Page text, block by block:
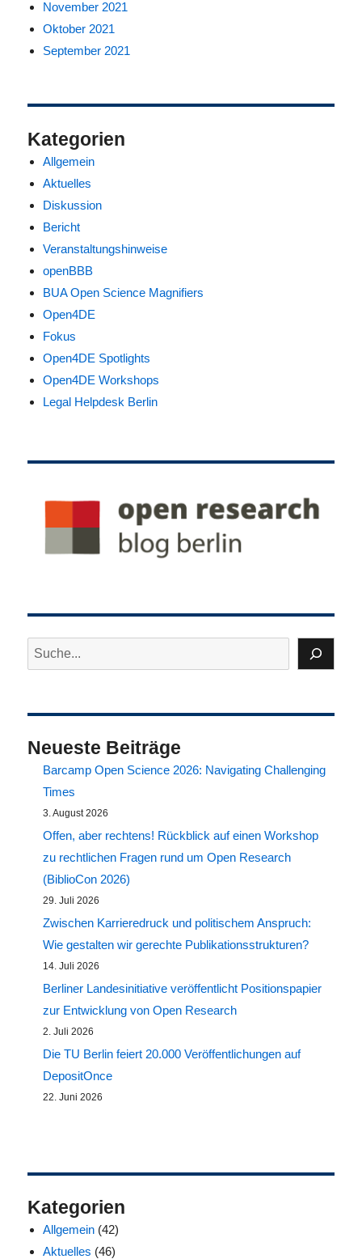
November 2021
Oktober 2021
September 2021
Kategorien
Allgemein
Aktuelles
Diskussion
Bericht
Veranstaltungshinweise
openBBB
BUA Open Science Magnifiers
Open4DE
Fokus
Open4DE Spotlights
Open4DE Workshops
Legal Helpdesk Berlin
Suchen
Neueste Beiträge
Barcamp Open Science 2026: Navigating Challenging
Times
3. August 2026
Offen, aber rechtens! Rückblick auf einen Workshop
zu rechtlichen Fragen rund um Open Research
(BiblioCon 2026)
29. Juli 2026
Zwischen Karrieredruck und politischem Anspruch:
Wie gestalten wir gerechte Publikationsstrukturen?
14. Juli 2026
Berliner Landesinitiative veröffentlicht Positionspapier
zur Entwicklung von Open Research
2. Juli 2026
Die TU Berlin feiert 20.000 Veröffentlichungen auf
DepositOnce
22. Juni 2026
Kategorien
Allgemein (42)
Aktuelles (46)